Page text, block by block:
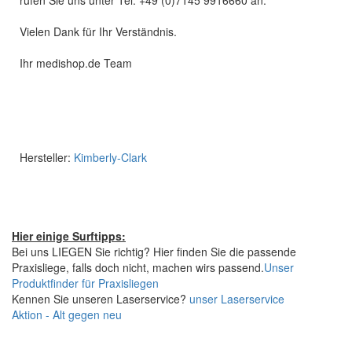
Vielen Dank für Ihr Verständnis.
Ihr medishop.de Team
Hersteller: Kimberly-Clark
Hier einige Surftipps:
Bei uns LIEGEN Sie richtig? Hier finden Sie die passende
Praxisliege, falls doch nicht, machen wirs passend.Unser
Produktfinder für Praxisliegen
Kennen Sie unseren Laserservice? unser Laserservice
Aktion - Alt gegen neu